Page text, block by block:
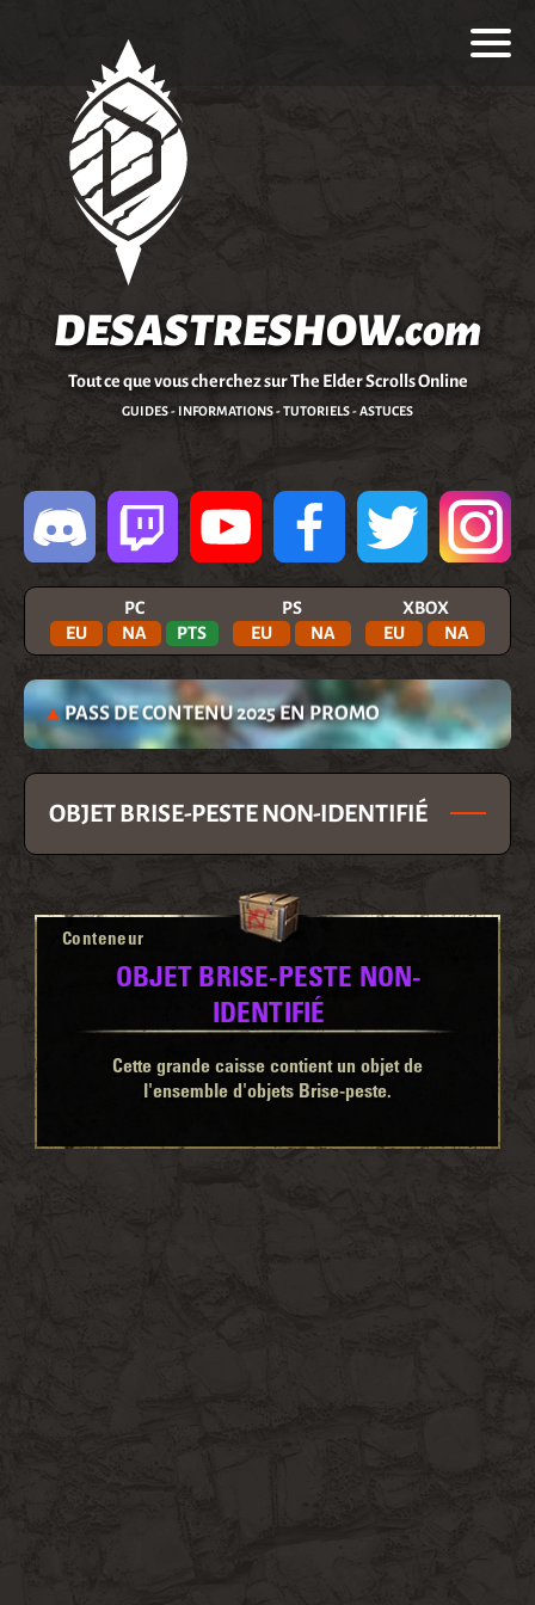
DESASTRESHOW.com
Tout ce que vous cherchez sur The Elder Scrolls Online
GUIDES - INFORMATIONS - TUTORIELS - ASTUCES
PC
EU
NA PTS
PS
EU
NA
XBOX
EU
NA
PASS DE CONTENU 2025 EN PROMO
OBJET BRISE-PESTE NON-IDENTIFIÉ
Conteneur
OBJET BRISE-PESTE NON-
IDENTIFIÉ
Cette grande caisse contient un objet de
l'ensemble d'objets Brise-peste.